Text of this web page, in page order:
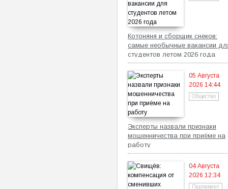
Котоняня и сборщик снеков:
самые необычные вакансии
студентов летом 2026 года
05 Августа
2026 14:44
Общество
Эксперты назвали признаки
мошенничества при приёме на
работу
04 Августа
2026 12:34
Парламент